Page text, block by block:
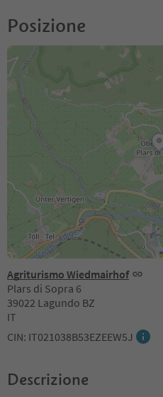
Posizione
Agriturismo Wiedmairhof
Plars di Sopra 6
39022 Lagundo BZ
IT
CIN: IT021038B53EZEEW5J
Descrizione